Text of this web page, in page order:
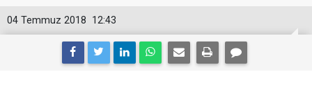
12:43
04 Temmuz 2018